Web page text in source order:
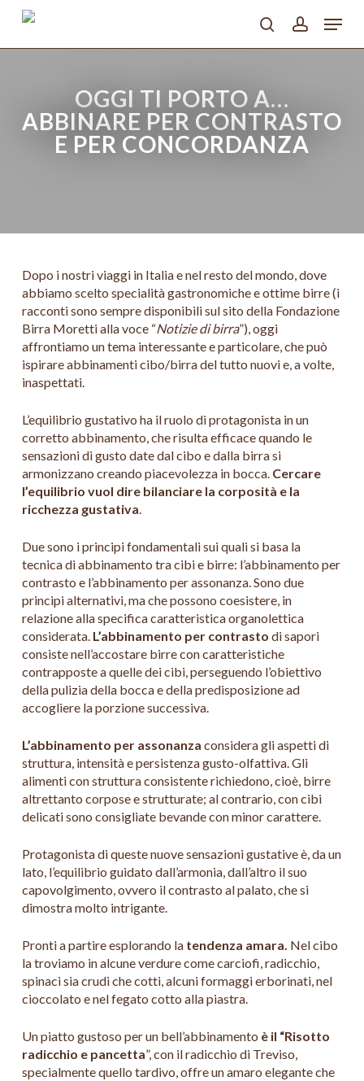
Skip
searchaccount
Menu
OGGI TI PORTO A…
ABBINARE PER CONTRASTO
E PER CONCORDANZA
Dopo i nostri viaggi in Italia e nel resto del mondo, dove
abbiamo scelto specialità gastronomiche e ottime birre (i
racconti sono sempre disponibili sul sito della Fondazione
Birra Moretti alla voce “Notizie di birra”), oggi
affrontiamo un tema interessante e particolare, che può
ispirare abbinamenti cibo/birra del tutto nuovi e, a volte,
inaspettati.
L’equilibrio gustativo ha il ruolo di protagonista in un
corretto abbinamento, che risulta efficace quando le
sensazioni di gusto date dal cibo e dalla birra si
armonizzano creando piacevolezza in bocca. Cercare
l’equilibrio vuol dire bilanciare la corposità e la
ricchezza gustativa.
Due sono i principi fondamentali sui quali si basa la
tecnica di abbinamento tra cibi e birre: l’abbinamento per
contrasto e l’abbinamento per assonanza. Sono due
principi alternativi, ma che possono coesistere, in
relazione alla specifica caratteristica organolettica
considerata. L’abbinamento per contrasto di sapori
consiste nell’accostare birre con caratteristiche
contrapposte a quelle dei cibi, perseguendo l’obiettivo
della pulizia della bocca e della predisposizione ad
accogliere la porzione successiva.
L’abbinamento per assonanza considera gli aspetti di
struttura, intensità e persistenza gusto-olfattiva. Gli
alimenti con struttura consistente richiedono, cioè, birre
altrettanto corpose e strutturate; al contrario, con cibi
delicati sono consigliate bevande con minor carattere.
Protagonista di queste nuove sensazioni gustative è, da un
lato, l’equilibrio guidato dall’armonia, dall’altro il suo
capovolgimento, ovvero il contrasto al palato, che si
dimostra molto intrigante.
Pronti a partire esplorando la tendenza amara. Nel cibo
la troviamo in alcune verdure come carciofi, radicchio,
spinaci sia crudi che cotti, alcuni formaggi erborinati, nel
cioccolato e nel fegato cotto alla piastra.
Un piatto gustoso per un bell’abbinamento è il “Risotto
radicchio e pancetta”, con il radicchio di Treviso,
specialmente quello tardivo, offre un amaro elegante che
Close